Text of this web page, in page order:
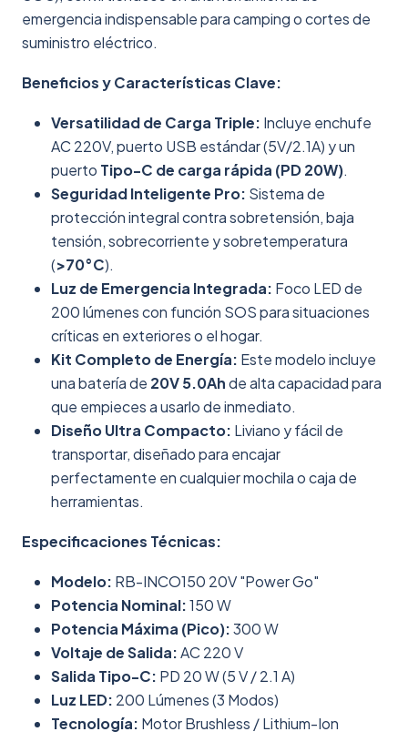
emergencia indispensable para camping o cortes de
suministro eléctrico.
Beneficios y Características Clave:
Versatilidad de Carga Triple: Incluye enchufe
AC 220V, puerto USB estándar (5V/2.1A) y un
puerto Tipo-C de carga rápida (PD 20W).
Seguridad Inteligente Pro: Sistema de
protección integral contra sobretensión, baja
tensión, sobrecorriente y sobretemperatura
(>70°C).
Luz de Emergencia Integrada: Foco LED de
200 lúmenes con función SOS para situaciones
críticas en exteriores o el hogar.
Kit Completo de Energía: Este modelo incluye
una batería de 20V 5.0Ahde alta capacidad para
que empieces a usarlo de inmediato.
Diseño Ultra Compacto: Liviano y fácil de
transportar, diseñado para encajar
perfectamente en cualquier mochila o caja de
herramientas.
Especificaciones Técnicas:
Modelo: RB-INCO150 20V "Power Go"
Potencia Nominal:150 W
Potencia Máxima (Pico):300 W
Voltaje de Salida:AC 220 V
Salida Tipo-C: PD 20 W (5 V / 2.1 A)
Luz LED: 200 Lúmenes (3 Modos)
Tecnología: Motor Brushless / Lithium-Ion